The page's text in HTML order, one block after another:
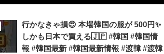
行かなきゃ損😍 本場韓国の服が 500円✨
しかも日本で買える🇯🇵 #韓国 #韓国情
報 #韓国最新 #韓国最新情報 #渡韓 #渡韓